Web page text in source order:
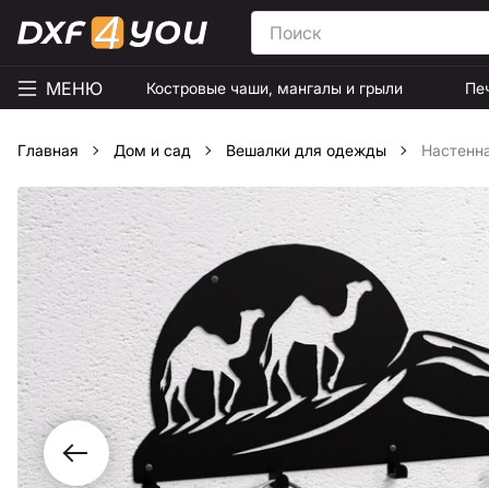
МЕНЮ Костровые чаши, мангалы и грыли
Главная Дом и сад Вешалки для одежды